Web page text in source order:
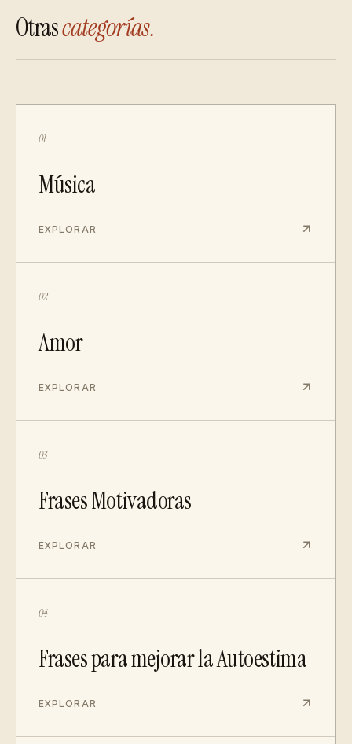
Otrascategorías.
01
Música
EXPLORAR
02
Amor
EXPLORAR
03
Frases Motivadoras
EXPLORAR
04
Frases para mejorar la Autoestima
EXPLORAR